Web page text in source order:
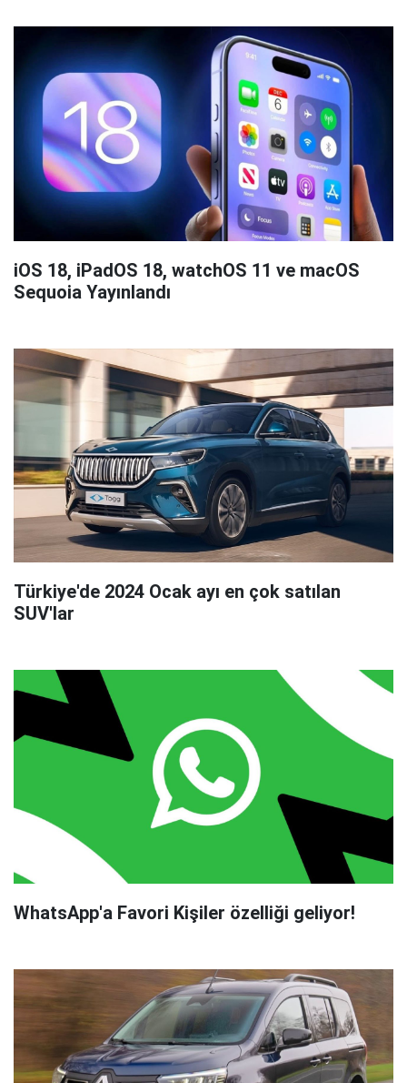
iOS 18, iPadOS 18, watchOS 11 ve macOS
Sequoia Yayınlandı
Türkiye'de 2024 Ocak ayı en çok satılan
SUV'lar
WhatsApp'a Favori Kişiler özelliği geliyor!